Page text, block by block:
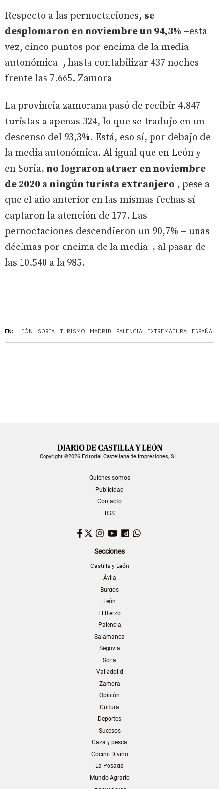
EN: LEÓN SORIA TURISMO MADRID PALENCIA EXTREMADURA ESPAÑA
Respecto a las pernoctaciones, se
desplomaron en noviembre un 94,3% –esta
vez, cinco puntos por encima de la media
autonómica–, hasta contabilizar 437 noches
frente las 7.665. Zamora
La provincia zamorana pasó de recibir 4.847
turistas a apenas 324, lo que se tradujo en un
descenso del 93,3%. Está, eso sí, por debajo de
la media autonómica. Al igual que en León y
en Soria, no lograron atraer en noviembre
de 2020 a ningún turista extranjero , pese a
que el año anterior en las mismas fechas sí
captaron la atención de 177. Las
pernoctaciones descendieron un 90,7% – unas
décimas por encima de la media–, al pasar de
las 10.540 a la 985.
Copyright ©2026 Editorial Castellana de Impresiones, S.L.
Quiénes somos
Publicidad
Contacto
RSS
Facebook
TwitterInstagram
YouTubeDailymotion
Secciones
Castilla y León
Ávila
Burgos
León
El Bierzo
Palencia
Salamanca
Segovia
Soria
Valladolid
Zamora
Opinión
Cultura
Deportes
Sucesos
Caza y pesca
Cocino Divino
La Posada
Mundo Agrario